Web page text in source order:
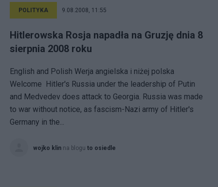
POLITYKA 9.08.2008, 11:55
Hitlerowska Rosja napadła na Gruzję dnia 8
sierpnia 2008 roku
English and Polish Werja angielska i niżej polska
Welcome Hitler's Russia under the leadership of Putin
and Medvedev does attack to Georgia. Russia was made
to war without notice, as fascism-Nazi army of Hitler's
Germany in the...
wojko klin na blogu to osiedle